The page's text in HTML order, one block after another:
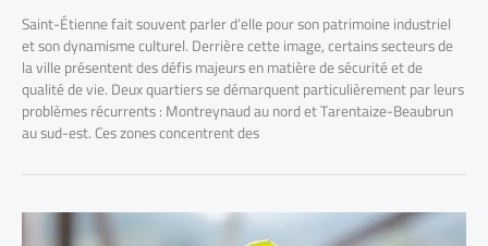
Saint-Étienne fait souvent parler d’elle pour son patrimoine industriel
et son dynamisme culturel. Derrière cette image, certains secteurs de
la ville présentent des défis majeurs en matière de sécurité et de
qualité de vie. Deux quartiers se démarquent particulièrement par leurs
problèmes récurrents : Montreynaud au nord et Tarentaize-Beaubrun
au sud-est. Ces zones concentrent des